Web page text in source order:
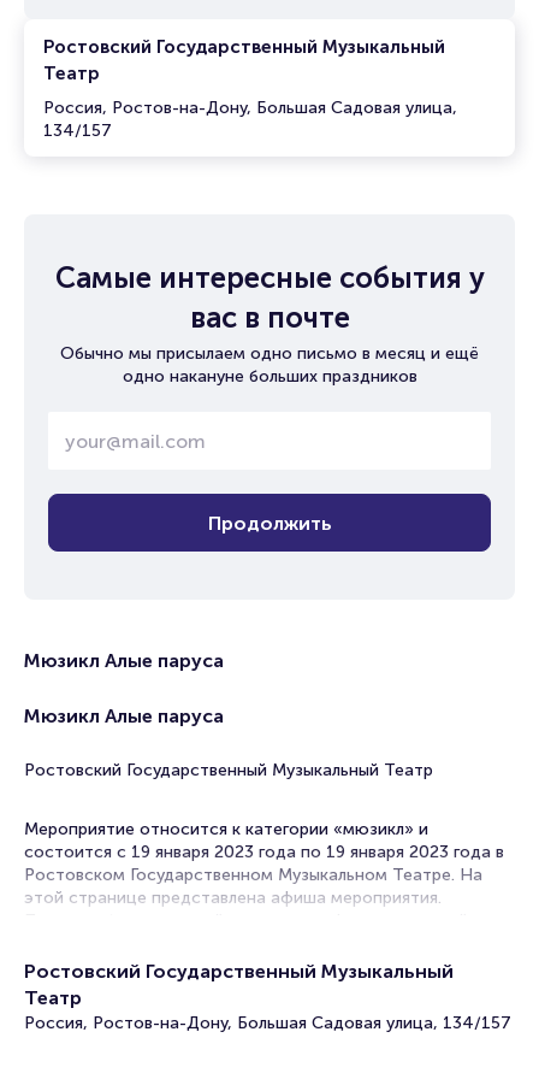
Ростовский Государственный Музыкальный
Театр
Россия, Ростов-на-Дону, Большая Садовая улица,
134/157
Самые интересные события у
вас в почте
Обычно мы присылаем одно письмо в месяц и ещё
одно накануне больших праздников
Продолжить
Мюзикл Алые паруса
Мюзикл Алые паруса
Ростовский Государственный Музыкальный Театр
Мероприятие относится к категории «мюзикл» и
состоится с 19 января 2023 года по 19 января 2023 года в
Ростовском Государственном Музыкальном Театре. На
этой странице представлена афиша мероприятия.
единственная возможность достать билет на Мюзикл.
В в Ростове-на-Дону музыкально-театральный жанр
пользуется особой популярностью. Музыкальные
Ростовский Государственный Музыкальный
Театр
Россия, Ростов-на-Дону, Большая Садовая улица, 134/157